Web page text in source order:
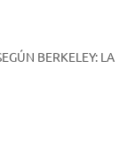
BERKELEY: LA